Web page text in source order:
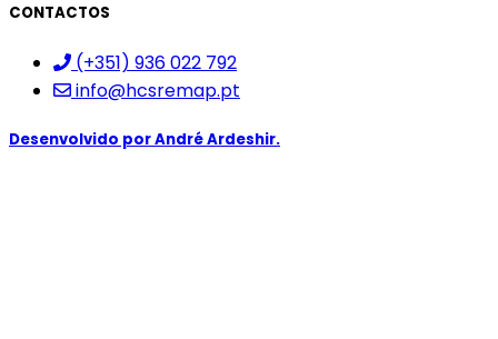
CONTACTOS
(+351) 936 022 792
info@hcsremap.pt
Desenvolvido porAndré Ardeshir.